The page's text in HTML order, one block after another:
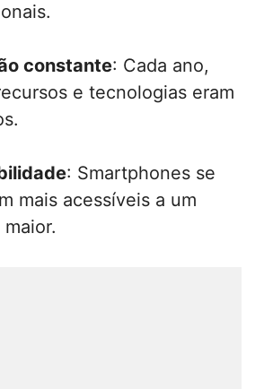
constante: Cada ano,
e tecnologias eram
: Smartphones se
mais acessíveis a um